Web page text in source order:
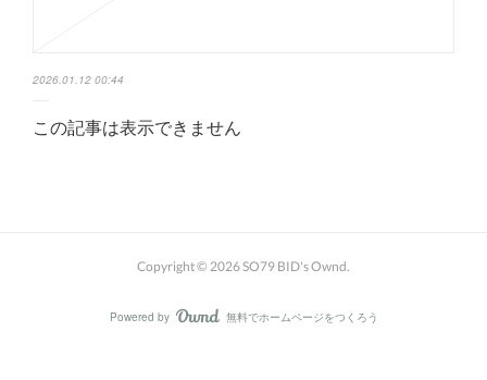
2026.01.12 00:44
この記事は表示できません
Copyright © 2026SO79 BID's Ownd.
Powered by AmebaOwnd
無料でホームページをつくろう